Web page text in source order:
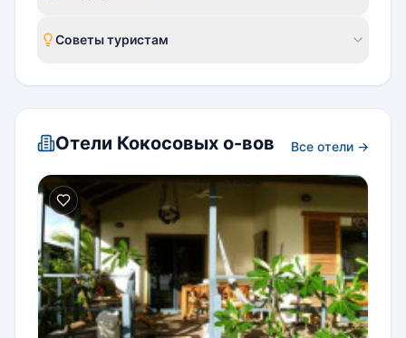
Советы туристам
Отели Кокосовых о-вов Все отели →